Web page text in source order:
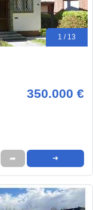
1 / 13
350.000 €
➦ ➜